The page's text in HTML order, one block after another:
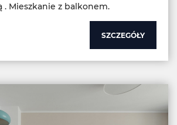
. Mieszkanie z balkonem.
SZCZEGÓŁY